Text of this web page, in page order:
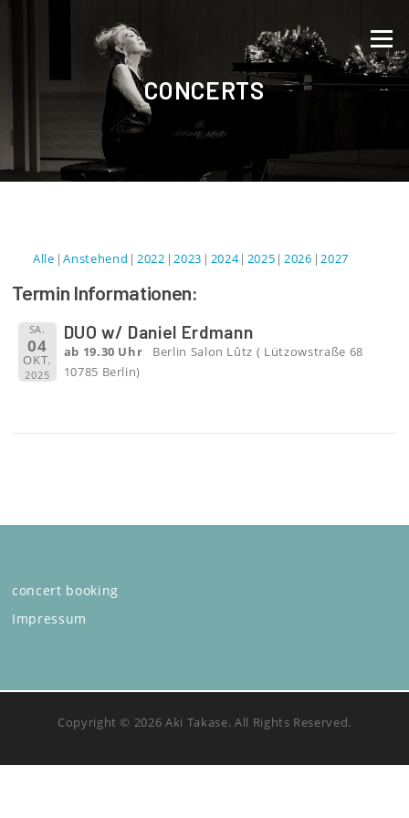
Menü
CONCERTS
Alle Anstehend 2022 2023 2024 2025 2026 2027
Termin Informationen:
SA.
04
OKT.
2025
DUO w/ Daniel Erdmann
ab 19.30 Uhr
Berlin Salon Lûtz ( Lützowstraße 68
10785 Berlin)
concert booking
Impressum
Copyright © 2026 Aki Takase. All Rights Reserved.